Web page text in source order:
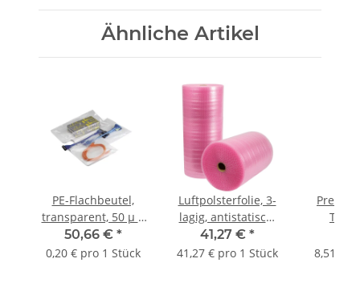
Ähnliche Artikel
PE-Flachbeutel,
transparent, 50 µ |
600 x 800 mm
(Offene Seite x L) |
50,66 € *
0,20 € pro 1 Stück
Luftpolsterfolie, 3-
lagig, antistatisch,
100 µ | 600 mm x
50 lfm. |
41,27 € *
41,27 € pro 1 Stück
Typ
600 x
8,51 €